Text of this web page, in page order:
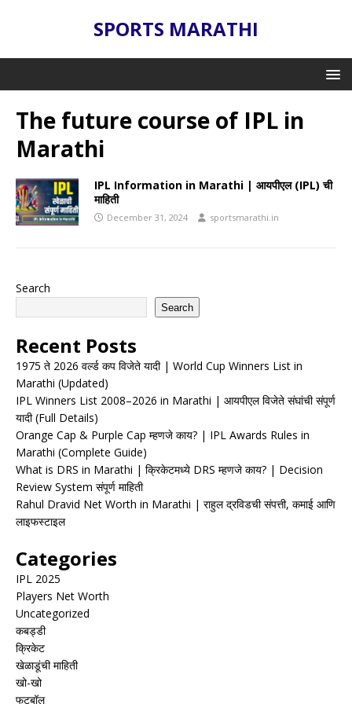
SPORTS MARATHI
The future course of IPL in
Marathi
IPL Information in Marathi | आयपीएल (IPL) ची
माहिती
December 31, 2024 sportsmarathi.in
Search
Search
Recent Posts
1975 ते 2026 वर्ल्ड कप विजेते यादी | World Cup Winners List in
Marathi (Updated)
IPL Winners List 2008–2026 in Marathi | आयपीएल विजेते संघांची संपूर्ण
यादी (Full Details)
Orange Cap & Purple Cap म्हणजे काय? | IPL Awards Rules in
Marathi (Complete Guide)
What is DRS in Marathi | क्रिकेटमध्ये DRS म्हणजे काय? | Decision
Review System संपूर्ण माहिती
Rahul Dravid Net Worth in Marathi | राहुल द्रविडची संपत्ती, कमाई आणि
लाइफस्टाइल
Categories
IPL 2025
Players Net Worth
Uncategorized
कबड्डी
क्रिकेट
खेळाडूंची माहिती
खो-खो
फुटबॉल